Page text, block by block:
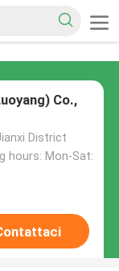
Co.,
District
hours: Mon-Sat: